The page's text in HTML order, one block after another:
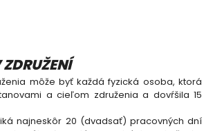
môže byť každá fyzická osoba, ktorá
a cieľom združenia a dovŕšila 15
najneskôr 20 (dvadsať) pracovných dní